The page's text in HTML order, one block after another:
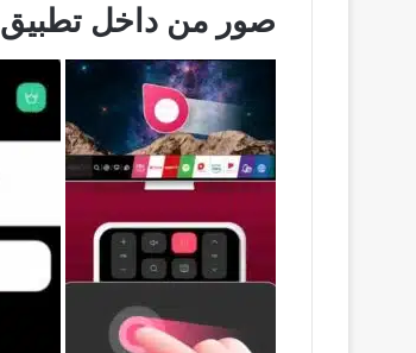
صور من داخل تطبيق LG TV Plus من خلال تجربة الاستخدام